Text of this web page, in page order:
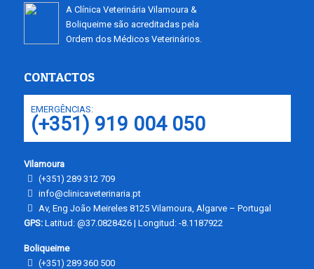
A Clínica Veterinária Vilamoura &
Boliqueime são acreditadas pela
Ordem dos Médicos Veterinários.
CONTACTOS
EMERGÊNCIAS:
(+351) 919 004 050
Vilamoura
(+351) 289 312 709
info@clinicaveterinaria.pt
Av, Eng João Meireles 8125 Vilamoura, Algarve – Portugal
GPS:Latitud: @37.0828426 | Longitud: -8.1187922
Boliqueime
(+351) 289 360 500